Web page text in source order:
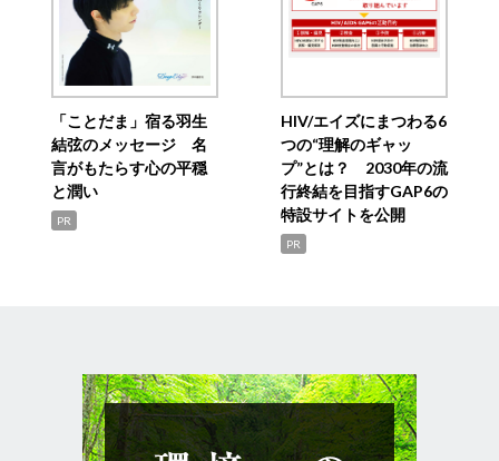
「ことだま」宿る羽生
結弦のメッセージ 名
言がもたらす心の平穏
と潤い
PR
HIV/エイズにまつわる6
つの“理解のギャッ
プ”とは？ 2030年の流
行終結を目指すGAP6の
特設サイトを公開
PR